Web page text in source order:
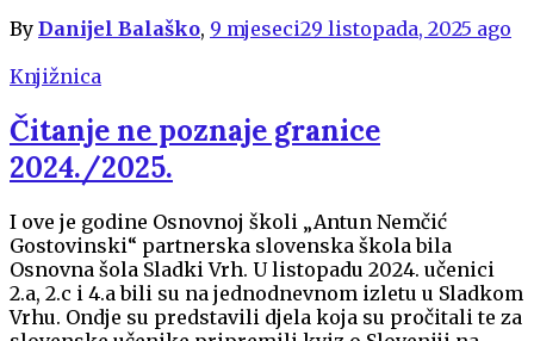
By Danijel Balaško, 9 mjeseci29 listopada, 2025 ago
Knjižnica
Čitanje ne poznaje granice
2024./2025.
I ove je godine Osnovnoj školi „Antun Nemčić
Gostovinski“ partnerska slovenska škola bila
Osnovna šola Sladki Vrh. U listopadu 2024. učenici
2.a, 2.c i 4.a bili su na jednodnevnom izletu u Sladkom
Vrhu. Ondje su predstavili djela koja su pročitali te za